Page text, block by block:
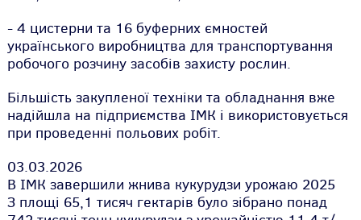
- 4 цистерни та 16 буферних ємностей
українського виробництва для транспортування
робочого розчину засобів захисту рослин.
Більшість закупленої техніки та обладнання вже
надійшла на підприємства ІМК і використовується
при проведенні польових робіт.
03.03.2026
В ІМК завершили жнива кукурудзи урожаю 2025
З площі 65,1 тисяч гектарів було зібрано понад